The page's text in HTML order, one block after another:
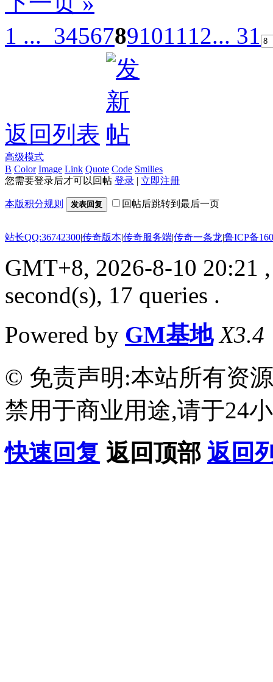
1 ... 3456789101112... 31
返回列表
高级模式
B Color Image Link Quote Code Smilies
您需要登录后才可以回帖 登录 | 立即注册
本版积分规则 发表回复 回帖后跳转到最后一页
站长QQ:36742300|传奇版本|传奇服务端|传奇一条龙|鲁ICP备
GMT+8, 2026-8-10 20:21
second(s), 17 queries .
Powered by GM基地 X3.4
© 免责声明:本站所有资
禁用于商业用途,请于24
快速回复 返回顶部 返回